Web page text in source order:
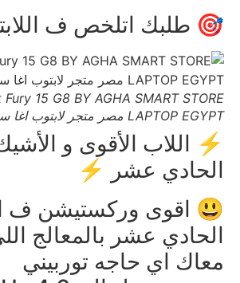
🎯 طلبك اتلخص ف
15 G8 BY AGHA SMART STORE
LAPTOP EGYPT مصر متجر لابتوب اغا سمارت ستور
⚡ اللاب الأقوى و
الحادي عشر ⚡
😃 اقوى وركستيشن ف
الحادي عشر بالمعالج
معاك اي حاجه توربيني